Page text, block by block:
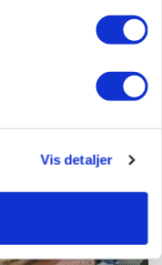
Vis detaljer